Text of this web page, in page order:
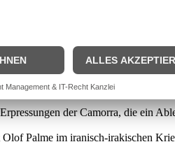
d’Estaing die Situation nach den
am 14. November
Berlin verboten, über eine
der Camorra, die ein
Palme im iranisch-irakischen